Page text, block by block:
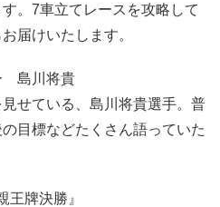
。7車立てレースを攻略して
届けいたします。
島川将貴
せている、島川将貴選手。普
目標などたくさん語っていた
牌決勝』